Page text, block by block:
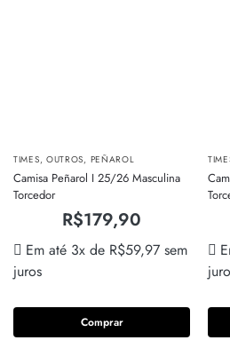
TIMES, OUTROS, PEÑAROL
Camisa Peñarol I 25/26 Masculina
Torcedor
R$179,90
Em até 3x de R$59,97 sem
juros
Comprar